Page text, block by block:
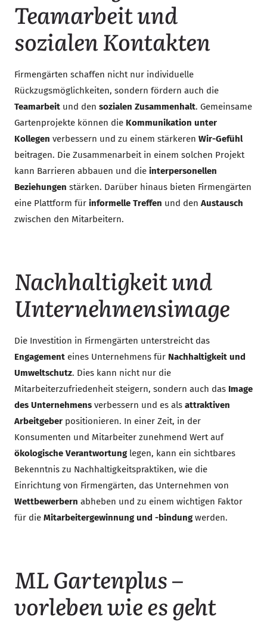
Teamarbeit und
sozialen Kontakten
Firmengärten schaffen nicht nur individuelle
Rückzugsmöglichkeiten, sondern fördern auch die
Teamarbeit und den sozialen Zusammenhalt. Gemeinsame
Gartenprojekte können die Kommunikation unter
Kollegen verbessern und zu einem stärkeren Wir-Gefühl
beitragen. Die Zusammenarbeit in einem solchen Projekt
kann Barrieren abbauen und die interpersonellen
Beziehungen stärken. Darüber hinaus bieten Firmengärten
eine Plattform für informelle Treffen und den Austausch
zwischen den Mitarbeitern.
Nachhaltigkeit und
Unternehmensimage
Die Investition in Firmengärten unterstreicht das
Engagement eines Unternehmens für Nachhaltigkeit und
Umweltschutz. Dies kann nicht nur die
Mitarbeiterzufriedenheit steigern, sondern auch das Image
des Unternehmens verbessern und es als attraktiven
Arbeitgeber positionieren. In einer Zeit, in der
Konsumenten und Mitarbeiter zunehmend Wert auf
ökologische Verantwortunglegen, kann ein sichtbares
Bekenntnis zu Nachhaltigkeitspraktiken, wie die
Einrichtung von Firmengärten, das Unternehmen von
Wettbewerbern abheben und zu einem wichtigen Faktor
für die Mitarbeitergewinnung und -bindungwerden.
ML Gartenplus –
vorleben wie es geht